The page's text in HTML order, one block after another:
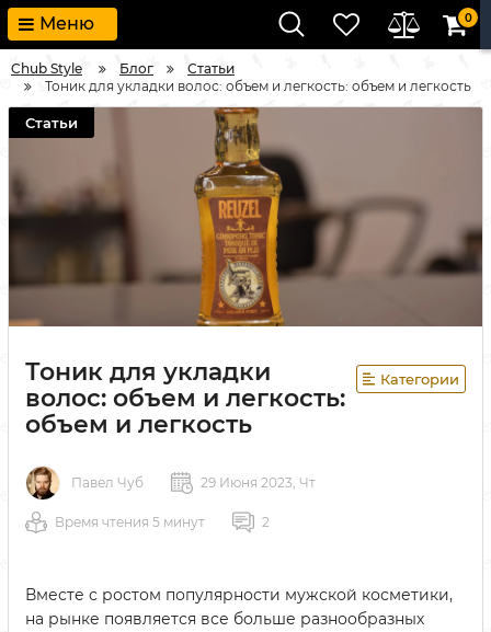
Меню 0
Chub Style Блог
Статьи
Тоник для укладки волос: объем и легкость: объем и легкость
Статьи
Тоник для укладки
волос: объем и легкость:
объем и легкость
Категории
Павел Чуб 29 Июня 2023, Чт
Время чтения 5 минут 2
Вместе с ростом популярности мужской косметики,
на рынке появляется все больше разнообразных